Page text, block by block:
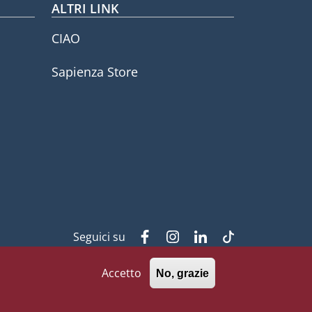
ALTRI LINK
CIAO
Sapienza Store
Seguici su FacebookInstagram
Linkedin
Accetto No, grazie